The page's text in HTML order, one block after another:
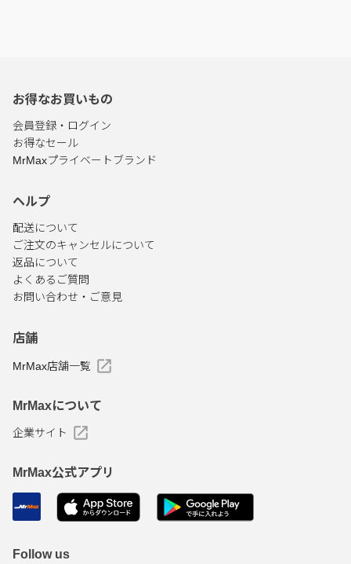
お得なお買いもの
会員登録・ログイン
お得なセール
MrMaxプライベートブランド
ヘルプ
配送について
ご注文のキャンセルについて
返品について
よくあるご質問
お問い合わせ・ご意見
店舗
MrMax店舗一覧
MrMaxについて
企業サイト
MrMax公式アプリ
Follow us